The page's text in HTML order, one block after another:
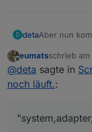
D detaAber nun
Spoiler
Offline
eumatsschrieb am
zuletzt
@deta sagte in
noch läuft.: